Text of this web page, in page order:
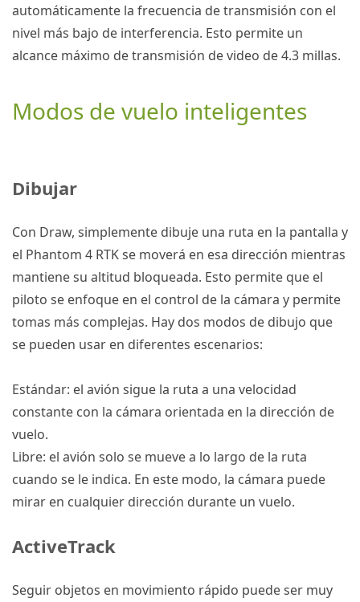
automáticamente la frecuencia de transmisión con el
nivel más bajo de interferencia. Esto permite un
alcance máximo de transmisión de video de 4.3 millas.
Modos de vuelo inteligentes
Dibujar
Con Draw, simplemente dibuje una ruta en la pantalla y
el Phantom 4 RTKse moverá en esa dirección mientras
mantiene su altitud bloqueada. Esto permite que el
piloto se enfoque en el control de la cámara y permite
tomas más complejas. Hay dos modos de dibujo que
se pueden usar en diferentes escenarios:
Estándar: el avión sigue la ruta a una velocidad
constante con la cámara orientada en la dirección de
vuelo.
Libre: el avión solo se mueve a lo largo de la ruta
cuando se le indica. En este modo, la cámara puede
mirar en cualquier dirección durante un vuelo.
ActiveTrack
Seguir objetos en movimiento rápido puede ser muy